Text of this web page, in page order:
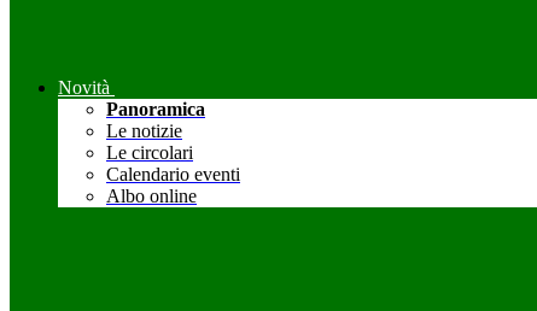
Novità
Panoramica
Le notizie
Le circolari
Calendario eventi
Albo online